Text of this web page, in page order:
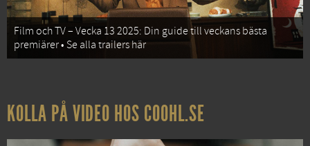
Film och TV – Vecka 13 2025: Din guide till veckans bästa
premiärer • Se alla trailers här
KOLLA PÅ VIDEO HOS COOHL.SE